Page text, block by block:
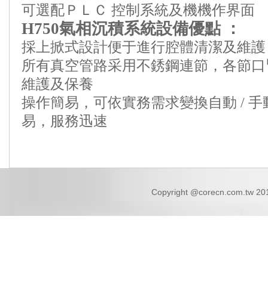
可選配ＰＬＣ 控制系統及機機作界面
H750氣相沉積系統設備優點 ：
採上掀式設計便于進行腔體清潔及維護
所有真空管路采用不銹鋼連節，各節
維護及保養
操作簡易，可依實務需求變換自動 /
易，服務迅速
Copyright @corecn.com.tw